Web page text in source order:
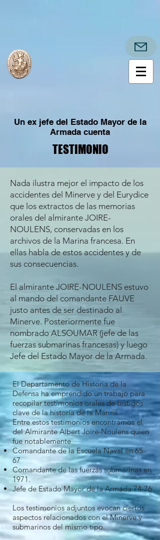
Un ex jefe del Estado Mayor de la
Armada cuenta
TESTIMONIO
TESTIMONIO
Nada ilustra mejor el impacto de los
accidentes del Minerve y del Eurydice
que los extractos de las memorias
orales del almirante JOIRE-
NOULENS, conservadas en los
archivos de la Marina francesa. En
ellas habla de estos accidentes y de
sus consecuencias.
El almirante JOIRE-NOULENS estuvo
al mando del comandante FAUVE
justo antes de ser destinado al
Minerve. Posteriormente fue
nombrado ALSOUMAR (jefe de las
fuerzas submarinas francesas) y luego
Jefe del Estado Mayor de la Armada.
El Departamento de Historia de la
Defensa ha emprendido un trabajo para
recopilar testimonios orales de testigos
clave de la historia de la Marina.
Entre estos testimonios encontramos el
del Almirante Albert Joire-Noulens quien
fue notablemente
Comandante de la Escuela Naval en 65-
67
Comandante de las fuerzas submarinas en
1971.
Jefe de Estado Mayor de la Armada 74-76
Los testimonios adjuntos evocan ciertos
aspectos relacionados con el Minerve y
submarinos del mismo tipo.